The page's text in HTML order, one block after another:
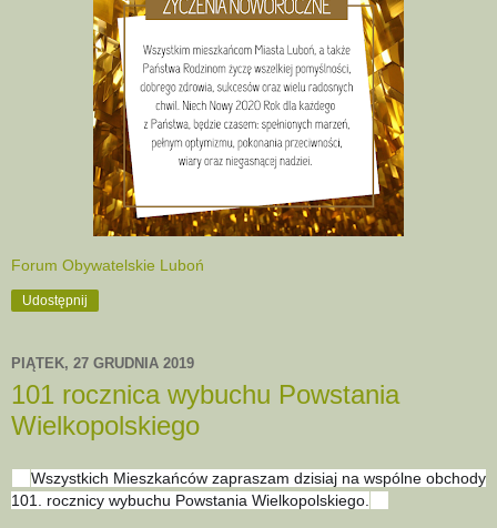
Forum Obywatelskie Luboń
Udostępnij
PIĄTEK, 27 GRUDNIA 2019
101 rocznica wybuchu Powstania
Wielkopolskiego
🇵🇱
Wszystkich Mieszkańców zapraszam dzisiaj na wspólne obchody
101. rocznicy wybuchu Powstania Wielkopolskiego.